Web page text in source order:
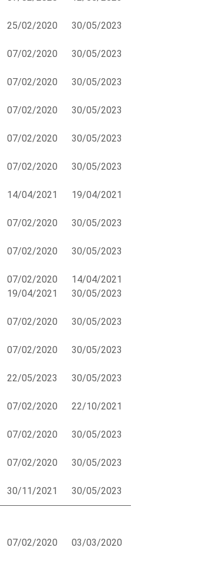
25/02/2020 30/05/2023
07/02/2020 30/05/2023
07/02/2020 30/05/2023
07/02/2020 30/05/2023
07/02/2020 30/05/2023
07/02/2020 30/05/2023
14/04/2021 19/04/2021
07/02/2020 30/05/2023
07/02/2020 30/05/2023
07/02/2020
19/04/2021
14/04/2021
30/05/2023
07/02/2020 30/05/2023
07/02/2020 30/05/2023
22/05/2023 30/05/2023
07/02/2020 22/10/2021
07/02/2020 30/05/2023
07/02/2020 30/05/2023
30/11/2021 30/05/2023
07/02/2020 03/03/2020